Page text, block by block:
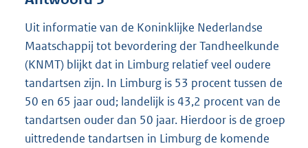
Uit informatie van de Koninklijke Nederlandse
Maatschappij tot bevordering der Tandheelkunde
(KNMT) blijkt dat in Limburg relatief veel oudere
tandartsen zijn. In Limburg is 53 procent tussen de
50 en 65 jaar oud; landelijk is 43,2 procent van de
tandartsen ouder dan 50 jaar. Hierdoor is de groep
uittredende tandartsen in Limburg de komende